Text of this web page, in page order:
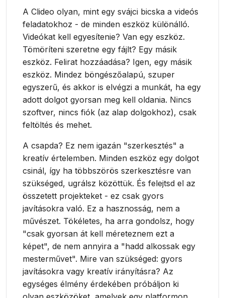
A Clideo olyan, mint egy svájci bicska a videós
feladatokhoz - de minden eszköz különálló.
Videókat kell egyesítenie? Van egy eszköz.
Tömöríteni szeretne egy fájlt? Egy másik
eszköz. Felirat hozzáadása? Igen, egy másik
eszköz. Mindez böngészőalapú, szuper
egyszerű, és akkor is elvégzi a munkát, ha egy
adott dolgot gyorsan meg kell oldania. Nincs
szoftver, nincs fiók (az alap dolgokhoz), csak
feltöltés és mehet.
A csapda? Ez nem igazán "szerkesztés" a
kreatív értelemben. Minden eszköz egy dolgot
csinál, így ha többszörös szerkesztésre van
szükséged, ugrálsz közöttük. És felejtsd el az
összetett projekteket - ez csak gyors
javításokra való. Ez a hasznosság, nem a
művészet. Tökéletes, ha arra gondolsz, hogy
"csak gyorsan át kell méreteznem ezt a
képet", de nem annyira a "hadd alkossak egy
mesterművet". Mire van szükséged: gyors
javításokra vagy kreatív irányításra? Az
egységes élmény érdekében próbáljon ki